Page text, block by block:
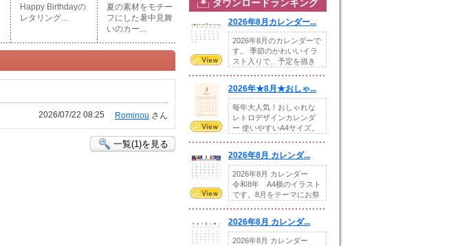
Happy Birthdayの
レタリング...
夏の素材をモチー
フにした暑中見舞
いのカー...
Rominou さん
2026/07/22 08:25
一覧(1)を見る
ダウンロードランキング
2026年8月カレンダー...
2026年8月のカレンダーで
す。 季節のかわいいイラ
スト入りで、予定を描き
2026年★8月★おしゃ...
毎年大人気！おしゃれな
レトロデザインカレンダ
ー 使いやすいA4サイズ。
2026年8月 カレンダ...
2026年8月 カレンダー
令和8年 A4横のイラスト
です。8月をテーマにお祭
2026年8月 カレンダ...
2026年8月 カレンダー